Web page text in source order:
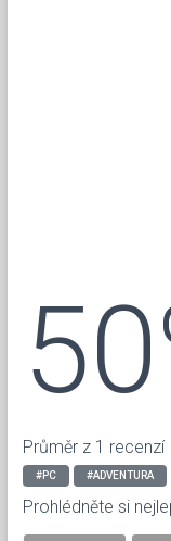
Průměr z 1 recenzí
#PC #ADVENTURA
Prohlédněte si